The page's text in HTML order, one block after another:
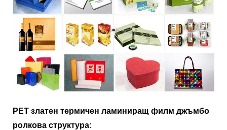
PET златен термичен ламиниращ филм джъмбо
ролкова структура: